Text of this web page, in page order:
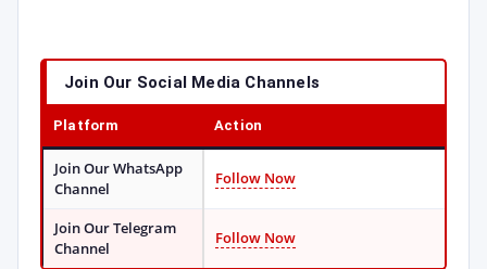
Join Our Social Media Channels
Platform Action
Join Our WhatsApp
Channel
Follow Now
Join Our Telegram
Channel
Follow Now